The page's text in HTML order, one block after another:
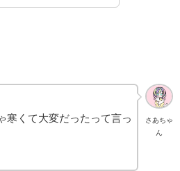
さあちゃ
ん
寒くて大変だったって言っ